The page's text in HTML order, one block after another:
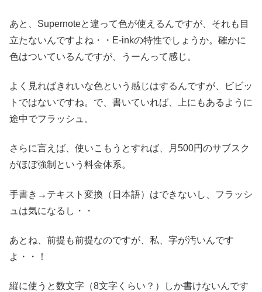
あと、Supernoteと違って色が使えるんですが、それも目
立たないんですよね・・E-inkの特性でしょうか。確かに
色はついているんですが、うーんって感じ。
よく見ればきれいな色という感じはするんですが、ビビッ
トではないですね。で、書いていれば、上にもあるように
途中でフラッシュ。
さらに言えば、使いこもうとすれば、月500円のサブスク
がほぼ強制という料金体系。
手書き→テキスト変換（日本語）はできないし、フラッシ
ュは気になるし・・
あとね、前提も前提なのですが、私、字が汚いんです
よ・・！
縦に使うと数文字（8文字くらい？）しか書けないんです